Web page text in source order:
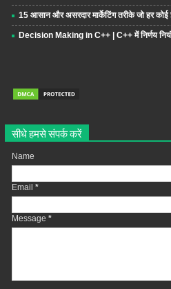
15 आसान और असरदार मार्केटिंग तरीके जो हर
Decision Making in C++ | C++ में निर्णय
सीधे हमसे संपर्क करें
Name
Email *
Message *